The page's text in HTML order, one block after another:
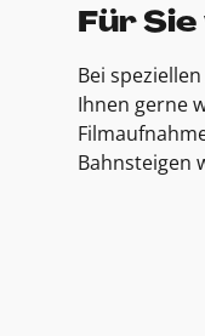
Für
Bei
Ihnen gerne
Bahnsteigen